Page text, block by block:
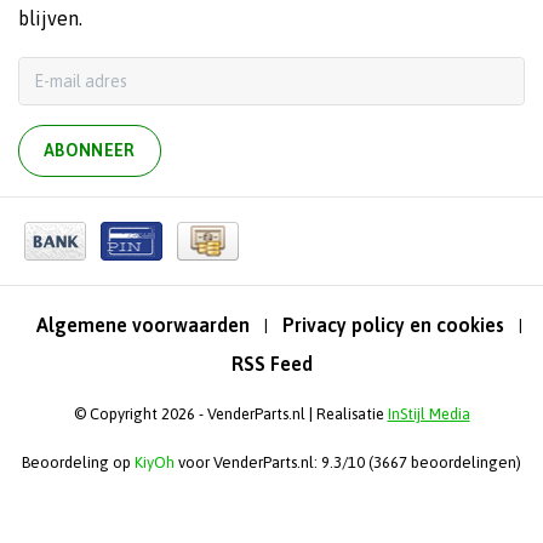
blijven.
ABONNEER
Algemene voorwaarden | Privacy policy en cookies |
RSS Feed
© Copyright 2026 - VenderParts.nl | Realisatie InStijl Media
Beoordeling op KiyOh voor VenderParts.nl: 9.3/10 (3667 beoordelingen)